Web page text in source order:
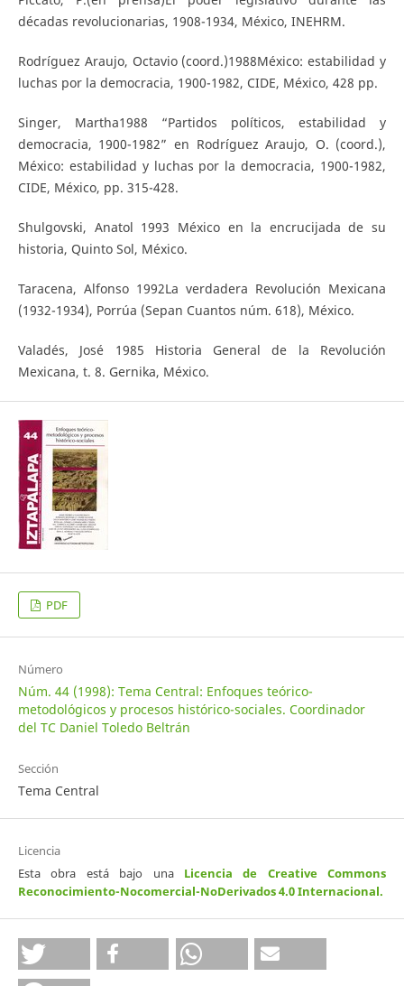
décadas revolucionarias, 1908-1934, México, INEHRM.
Rodríguez Araujo, Octavio (coord.)1988México: estabilidad y
luchas por la democracia, 1900-1982, CIDE, México, 428 pp.
Singer, Martha1988 “Partidos políticos, estabilidad y
democracia, 1900-1982” en Rodríguez Araujo, O. (coord.),
México: estabilidad y luchas por la democracia, 1900-1982,
CIDE, México, pp. 315-428.
Shulgovski, Anatol 1993 México en la encrucijada de su
historia, Quinto Sol, México.
Taracena, Alfonso 1992La verdadera Revolución Mexicana
(1932-1934), Porrúa (Sepan Cuantos núm. 618), México.
Valadés, José 1985 Historia General de la Revolución
Mexicana, t. 8. Gernika, México.
PDF
Número
Núm. 44 (1998): Tema Central: Enfoques teórico-
metodológicos y procesos histórico-sociales. Coordinador
del TC Daniel Toledo Beltrán
Sección
Tema Central
Licencia
Esta obra está bajo una Licencia de Creative Commons
Reconocimiento-Nocomercial-NoDerivados 4.0 Internacional.